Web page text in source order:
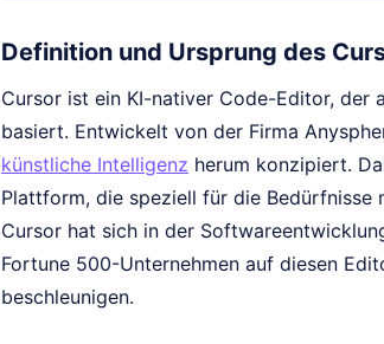
Definition und Ursprung des
Cursor ist ein KI-nativer Code-Editor, der
basiert. Entwickelt von der Firma
künstliche Intelligenz herum konzipiert.
Plattform, die speziell für die
Cursor hat sich in der
Fortune 500-Unternehmen auf diesen
beschleunigen.